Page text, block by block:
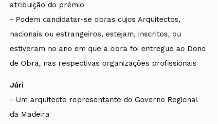
atribuição do prémio
- Podem candidatar-se obras cujos Arquitectos,
nacionais ou estrangeiros, estejam, inscritos, ou
estiveram no ano em que a obra foi entregue ao Dono
de Obra, nas respectivas organizações profissionais
Júri
- Um arquitecto representante do Governo Regional
da Madeira